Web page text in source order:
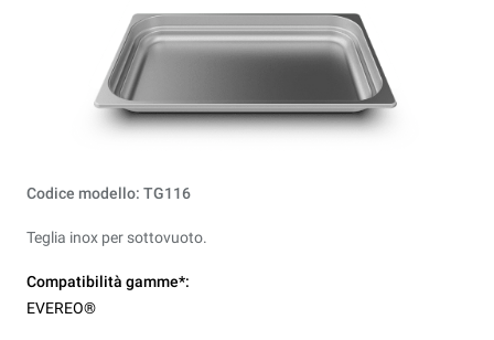
Codice modello: TG116
Teglia inox per sottovuoto.
Compatibilità gamme*:
EVEREO®